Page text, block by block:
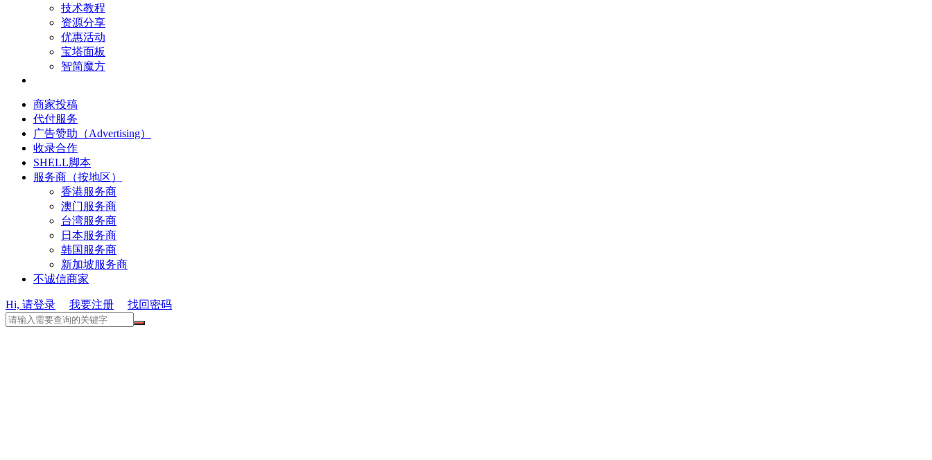
技术教程
资源分享
优惠活动
宝塔面板
智简魔方
商家投稿
代付服务
广告赞助（Advertising）
收录合作
SHELL脚本
服务商（按地区）
香港服务商
澳门服务商
台湾服务商
日本服务商
韩国服务商
新加坡服务商
不诚信商家
Hi, 请登录 我要注册 找回密码